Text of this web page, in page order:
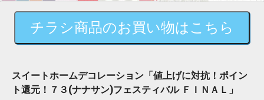
チラシ商品のお買い物はこちら
スイートホームデコレーション「値上げに対抗！ポイン
ト還元！７３(ナナサン)フェスティバル ＦＩＮＡＬ」